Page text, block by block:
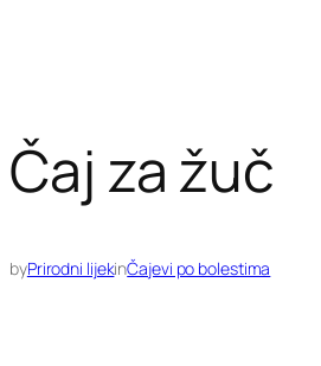
Čaj za žuč
byPrirodni lijekinČajevi po bolestima